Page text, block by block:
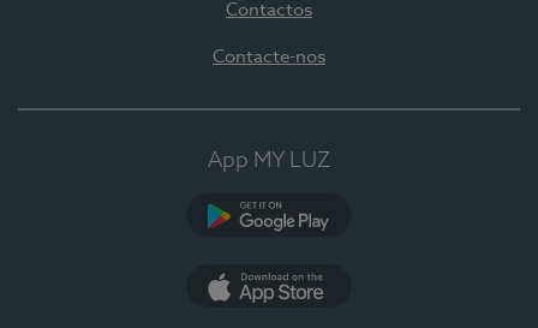
Contactos
Contacte-nos
App MY LUZ